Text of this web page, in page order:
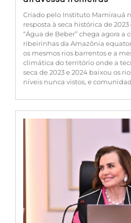
Criado pelo Instituto Mamirauá
resposta à seca histórica de
“Água de Beber” chega agora a
ribeirinhas da Amazônia
os mesmos rios barrentos e a
climática do território onde a
seca de 2023 e 2024 baixou os
níveis nunca vistos, e